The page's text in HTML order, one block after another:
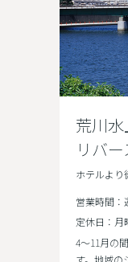
荒川
リバ
ホテルより
営業時間：
定休日：月
4～11月の
す。地域の